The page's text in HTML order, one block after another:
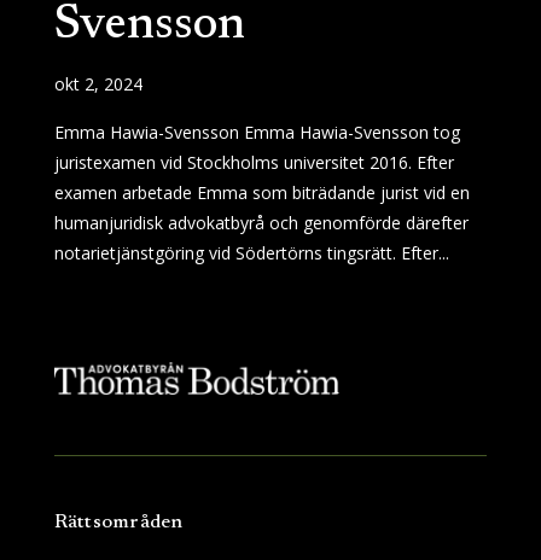
Svensson
okt 2, 2024
Emma Hawia-Svensson Emma Hawia-Svensson tog
juristexamen vid Stockholms universitet 2016. Efter
examen arbetade Emma som biträdande jurist vid en
humanjuridisk advokatbyrå och genomförde därefter
notarietjänstgöring vid Södertörns tingsrätt. Efter...
Rättsområden